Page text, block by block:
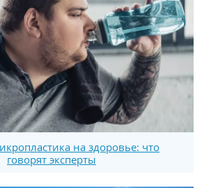
на здоровье: что
говорят эксперты